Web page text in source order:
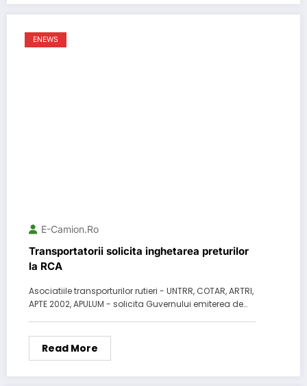
ENEWS
E-Camion.ro
Transportatorii solicita inghetarea preturilor
la RCA
Asociatiile transporturilor rutieri - UNTRR, COTAR, ARTRI,
APTE 2002, APULUM - solicita Guvernului emiterea de…
Read More